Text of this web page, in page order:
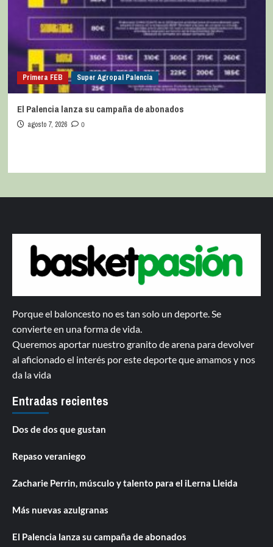
Primera FEB Super Agropal Palencia
El Palencia lanza su campaña de abonados
agosto 7, 2026 0
Porque el baloncesto no es tan solo un deporte. Se
convierte en una forma de vida.
Queremos aportar nuestro granito de arena para devolver
al aficionado el interés por este deporte que amamos y nos
da la vida
Entradas recientes
Dos de dos que gustan
Repaso veraniego
Zacharie Perrin, músculo y talento para el iLerna Lleida
Más nuevas azulgranas
El Palencia lanza su campaña de abonados